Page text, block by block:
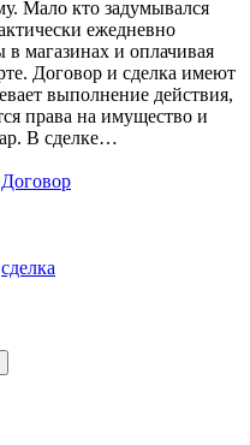
Мало кто задумывался
ежедневно
в магазинах и оплачивая
Договор и сделка имеют
выполнение действия,
права на имущество и
В сделке…
Договор
сделка